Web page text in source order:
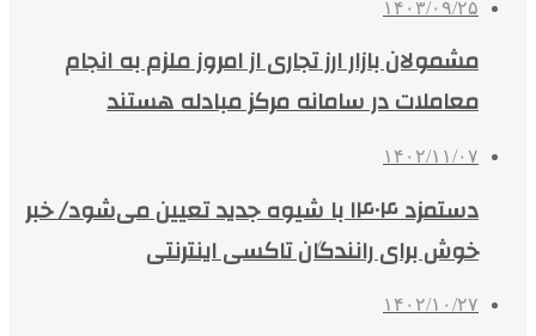
۱۴۰۳/۰۹/۲۵
مشمولان بازار ارز تجاری از امروز ملزم به انجام
معاملات در سامانه مرکز مبادله هستند
۱۴۰۲/۱۱/۰۷
دستمزد ۱۴۰۴ با شیوه جدید تعیین می‌شود/ خبر
خوش برای رانندگان تاکسی اینترنتی
۱۴۰۲/۱۰/۲۷